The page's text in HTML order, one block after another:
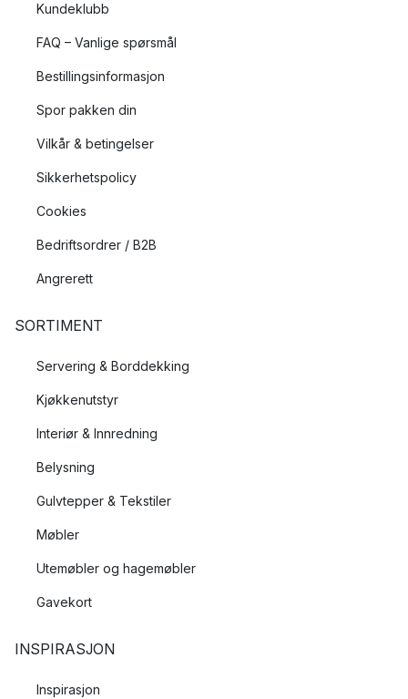
Kundeklubb
FAQ – Vanlige spørsmål
Bestillingsinformasjon
Spor pakken din
Vilkår & betingelser
Sikkerhetspolicy
Cookies
Bedriftsordrer / B2B
Angrerett
SORTIMENT
Servering & Borddekking
Kjøkkenutstyr
Interiør & Innredning
Belysning
Gulvtepper & Tekstiler
Møbler
Utemøbler og hagemøbler
Gavekort
INSPIRASJON
Inspirasjon